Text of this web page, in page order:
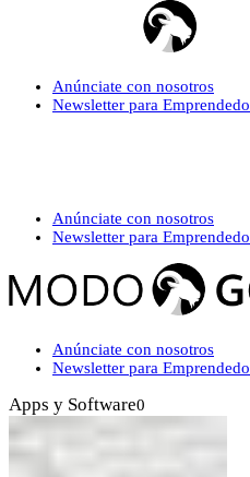
Anúnciate con nosotros
Newsletter para
Anúnciate con nosotros
Newsletter para
Anúnciate con nosotros
Newsletter para
Apps y Software0